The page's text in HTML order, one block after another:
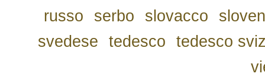
russo
serbo slovacco
svedese
tedesco
tedesco